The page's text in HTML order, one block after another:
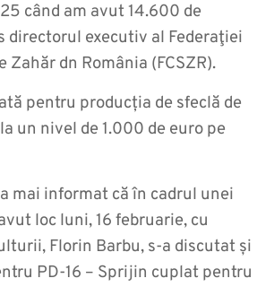
când am avut 14.600 de
directorul executiv al Federaţiei
dn România (FCSZR).
pentru producția de sfeclă de
un nivel de 1.000 de euro pe
mai informat că în cadrul unei
loc luni, 16 februarie, cu
Florin Barbu, s-a discutat și
PD-16 – Sprijin cuplat pentru